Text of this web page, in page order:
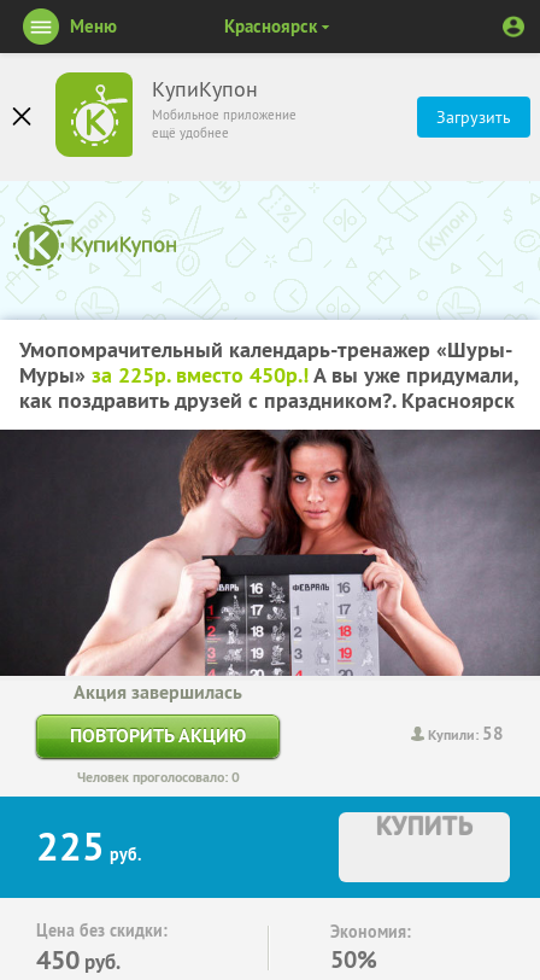
КупиКупон
Мобильное приложение
ещё удобнее
Загрузить
Меню Красноярск
Умопомрачительный календарь-тренажер «Шуры-
Муры» за 225р. вместо 450р.!А вы уже придумали,
как поздравить друзей с праздником?. Красноярск
Купили: 58
Акция завершилась
ПОВТОРИТЬ АКЦИЮ
Человек проголосовало: 0
225 руб.
КУПИТЬ
Цена без скидки:
450 руб.
Экономия:
50%